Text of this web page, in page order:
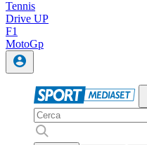
Tennis
Drive UP
F1
MotoGp